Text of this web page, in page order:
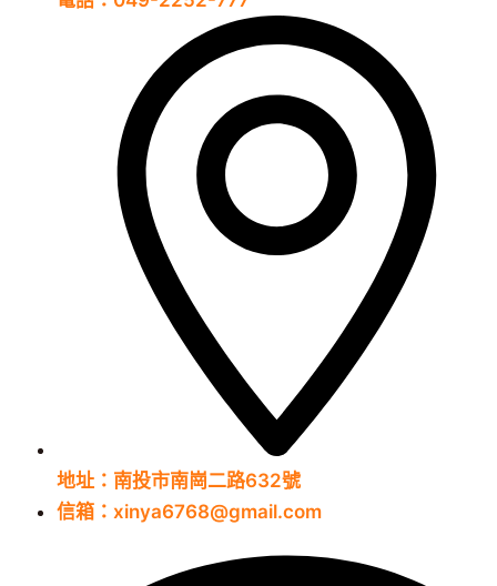
地址：南投市南崗二路632號
信箱：xinya6768@gmail.com